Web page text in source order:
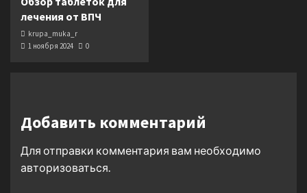
лечения от ВПЧ
krupa_muka_r
1 ноября 2024
0
Добавить комментарий
Для отправки комментария вам необходимо
авторизоваться.